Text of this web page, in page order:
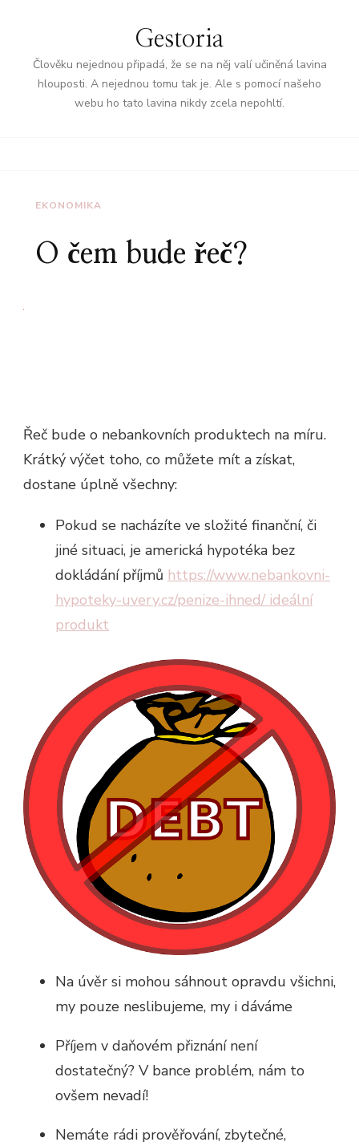
Gestoria
Člověku nejednou připadá, že se na něj valí učiněná lavina
hlouposti. A nejednou tomu tak je. Ale s pomocí našeho
webu ho tato lavina nikdy zcela nepohltí.
EKONOMIKA
O čem bude řeč?
Řeč bude o nebankovních produktech na míru.
Krátký výčet toho, co můžete mít a získat,
dostane úplně všechny:
Pokud se nacházíte ve složité finanční, či
jiné situaci, je americká hypotéka bez
dokládání příjmů https://www.nebankovni-
hypoteky-uvery.cz/penize-ihned/ ideální
produkt
Na úvěr si mohou sáhnout opravdu všichni,
my pouze neslibujeme, my i dáváme
Příjem v daňovém přiznání není
dostatečný? V bance problém, nám to
ovšem nevadí!
Nemáte rádi prověřování, zbytečné,